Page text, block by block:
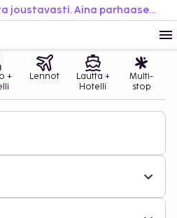
Varaa helposti. Matkusta joustavasti. Aina parhaaseen hintaan.
+
Lennot
Lautta +
Hotelli
Multi-
stop